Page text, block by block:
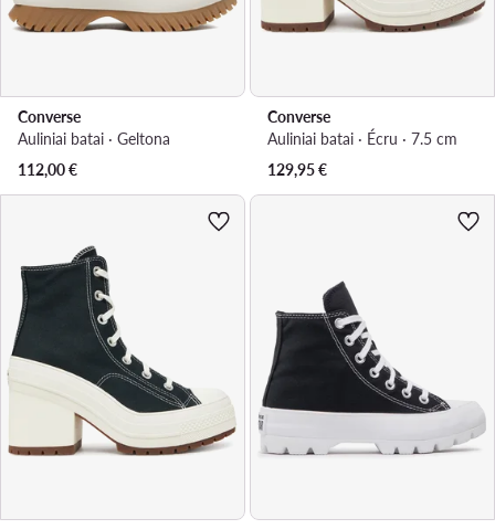
Converse
Auliniai batai · Geltona
112,00€
Converse
Auliniai batai · Écru · 7.5 cm
129,95€